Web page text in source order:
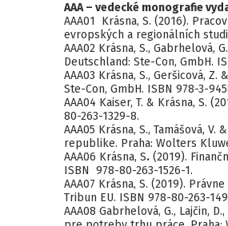
AAA – vedecké monografie
AAA01 Krásna, S. (2016).
evropských a regionálních
AAA02 Krásna, S., Gabrhelová,
Deutschland: Ste-Con, GmbH.
AAA03 Krásna, S., Geršicová,
Ste-Con, GmbH. ISBN 978-3-
AAA04 Kaiser, T. & Krásna, S.
80-263-1329-8.
AAA05 Krásna, S., Tamášová,
republike. Praha: Wolters
AAA06 Krásna, S.(2019).
ISBN 978-80-263-1526-1.
AAA07 Krásna, S. (2019).
Tribun EU. ISBN 978-80-263-
AAA08 Gabrhelová, G., Lajčin,